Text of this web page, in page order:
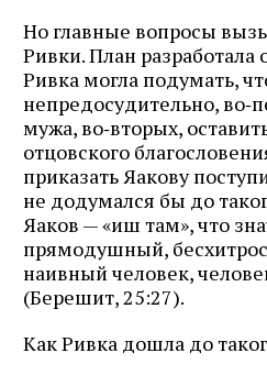
Но главные вопросы
Ривки. План разработала
Ривка могла подумать,
непредосудительно,
мужа, во‑вторых,
отцовского
приказать Яакову
не додумался бы до
Яаков — «иш там», что
прямодушный,
наивный человек,
(Берешит, 25:27).
Как Ривка дошла до